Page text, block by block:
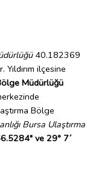
40.182369
ilçesine
Müdürlüğü
Bölge
Bursa Ulaştırma
ve 29° 7´